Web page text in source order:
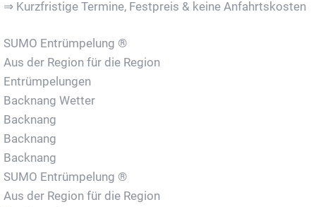
⇒ Kurzfristige Termine, Festpreis & keine Anfahrtskosten
SUMO Entrümpelung ®
Aus der Region für die Region
Entrümpelungen
Backnang Wetter
Backnang
Backnang
Backnang
SUMO Entrümpelung ®
Aus der Region für die Region